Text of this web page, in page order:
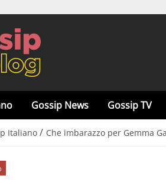
Gossip News Gossip TV
Italiano / Che imbarazzo per Gemma